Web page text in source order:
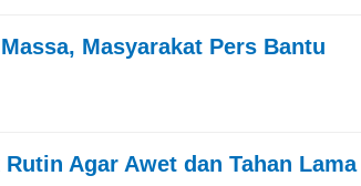
Masyarakat Pers Bantu
Agar Awet dan Tahan Lama